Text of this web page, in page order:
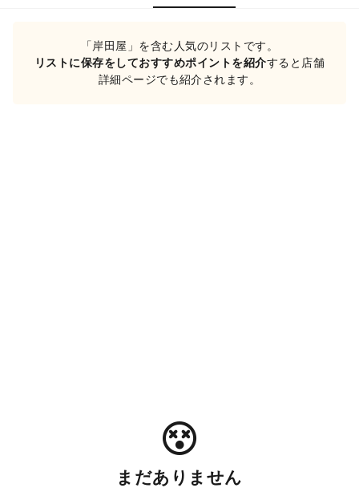
「岸田屋」を含む人気のリストです。
リストに保存をしておすすめポイントを紹介すると店舗
詳細ページでも紹介されます。
まだありません